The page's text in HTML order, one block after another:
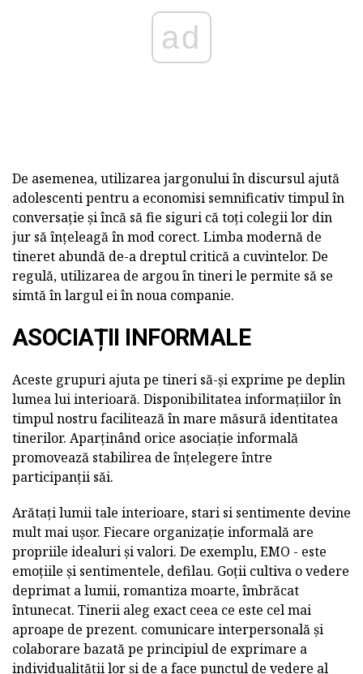
ad
De asemenea, utilizarea jargonului în discursul ajută
adolescenti pentru a economisi semnificativ timpul în
conversație și încă să fie siguri că toți colegii lor din
jur să înțeleagă în mod corect. Limba modernă de
tineret abundă de-a dreptul critică a cuvintelor. De
regulă, utilizarea de argou în tineri le permite să se
simtă în largul ei în noua companie.
ASOCIAȚII INFORMALE
Aceste grupuri ajuta pe tineri să-și exprime pe deplin
lumea lui interioară. Disponibilitatea informațiilor în
timpul nostru facilitează în mare măsură identitatea
tinerilor. Aparținând orice asociație informală
promovează stabilirea de înțelegere între
participanții săi.
Arătați lumii tale interioare, stari si sentimente devine
mult mai ușor. Fiecare organizație informală are
propriile idealuri și valori. De exemplu, EMO - este
emoțiile și sentimentele, defilau. Goții cultiva o vedere
deprimat a lumii, romantiza moarte, îmbrăcat
întunecat. Tinerii aleg exact ceea ce este cel mai
aproape de prezent. comunicare interpersonală și
colaborare bazată pe principiul de exprimare a
individualității lor și de a face punctul de vedere al